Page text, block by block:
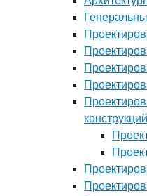
конструкций